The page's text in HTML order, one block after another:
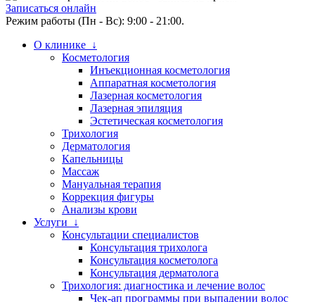
Записаться онлайн
Режим работы (Пн - Вс): 9:00 - 21:00.
О клинике ↓
Косметология
Инъекционная косметология
Аппаратная косметология
Лазерная косметология
Лазерная эпиляция
Эстетическая косметология
Трихология
Дерматология
Капельницы
Массаж
Мануальная терапия
Коррекция фигуры
Анализы крови
Услуги ↓
Консультации специалистов
Консультация трихолога
Консультация косметолога
Консультация дерматолога
Трихология: диагностика и лечение волос
Чек-ап программы при выпадении волос